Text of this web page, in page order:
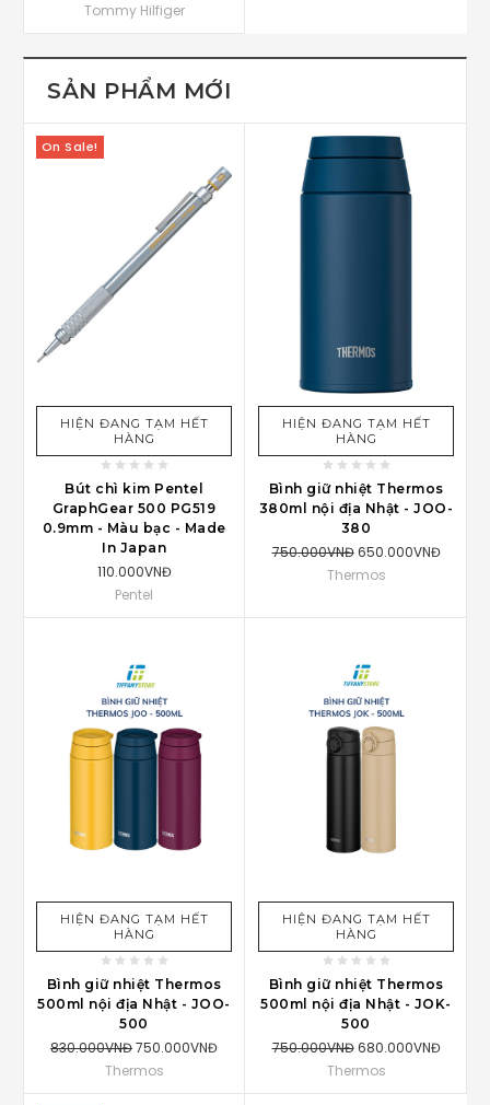
Tommy Hilfiger
SẢN PHẨM MỚI
On Sale!
HIỆN ĐANG TẠM HẾT
HÀNG
Bút chì kim Pentel
GraphGear 500 PG519
0.9mm - Màu bạc - Made
In Japan
110.000VNĐ
Pentel
HIỆN ĐANG TẠM HẾT
HÀNG
Bình giữ nhiệt Thermos
380ml nội địa Nhật - JOO-
380
750.000VNĐ 650.000VNĐ
Thermos
HIỆN ĐANG TẠM HẾT
HÀNG
Bình giữ nhiệt Thermos
500ml nội địa Nhật - JOO-
500
830.000VNĐ750.000VNĐ
Thermos
HIỆN ĐANG TẠM HẾT
HÀNG
Bình giữ nhiệt Thermos
500ml nội địa Nhật - JOK-
500
750.000VNĐ 680.000VNĐ
Thermos